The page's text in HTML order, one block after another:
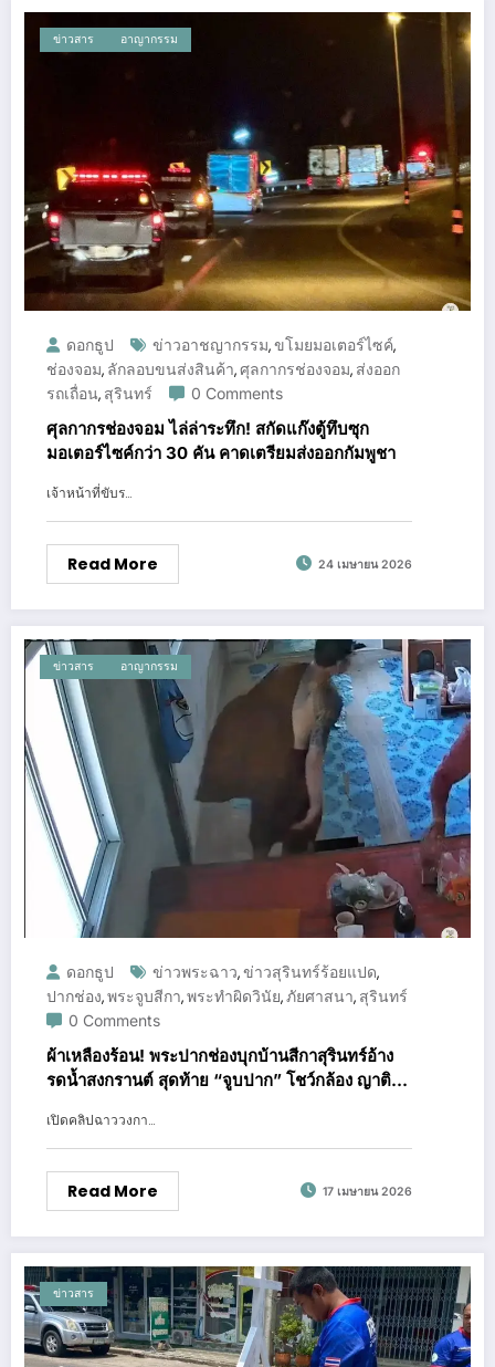
ข่าวสาร อาญากรรม
ดอกธูป ข่าวอาชญากรรม,ขโมยมอเตอร์ไซค์,
ช่องจอม, ลักลอบขนส่งสินค้า,ศุลกากรช่องจอม, ส่งออก
รถเถื่อน, สุรินทร์ 0 Comments
ศุลกากรช่องจอม ไล่ล่าระทึก! สกัดแก๊งตู้ทึบซุก
มอเตอร์ไซค์กว่า 30 คัน คาดเตรียมส่งออกกัมพูชา
เจ้าหน้าที่ขับร…
Read More 24 เมษายน 2026
ข่าวสาร อาญากรรม
ดอกธูป ข่าวพระฉาว,ข่าวสุรินทร์ร้อยแปด,
ปากช่อง,พระจูบสีกา,พระทำผิดวินัย,ภัยศาสนา, สุรินทร์
0 Comments
ผ้าเหลืองร้อน! พระปากช่องบุกบ้านสีกาสุรินทร์อ้าง
รดน้ำสงกรานต์ สุดท้าย “จูบปาก” โชว์กล้อง ญาติสุด
เปิดคลิปฉาววงกา…
Read More 17 เมษายน 2026
ข่าวสาร